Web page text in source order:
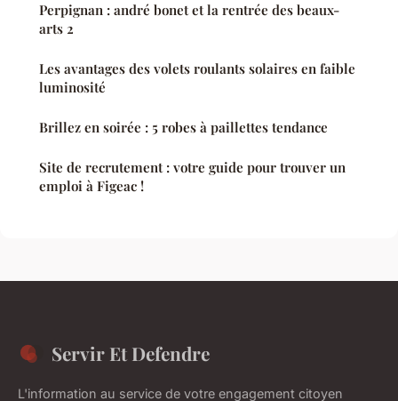
Perpignan : andré bonet et la rentrée des beaux-
arts 2
Les avantages des volets roulants solaires en faible
luminosité
Brillez en soirée : 5 robes à paillettes tendance
Site de recrutement : votre guide pour trouver un
emploi à Figeac !
Servir Et Defendre
L'information au service de votre engagement citoyen